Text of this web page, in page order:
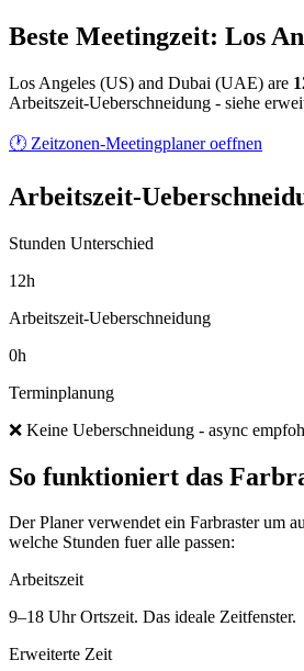
Beste Meetingzeit: Los
Los Angeles (US) and Dubai (UAE) are
Arbeitszeit-Ueberschneidung - siehe
🕐 Zeitzonen-Meetingplaner oeffnen
Arbeitszeit-
Stunden Unterschied
12h
Arbeitszeit-Ueberschneidung
0h
Terminplanung
❌ Keine Ueberschneidung - async
So funktioniert das
Der Planer verwendet ein Farbraster um
welche Stunden fuer alle passen:
Arbeitszeit
9–18 Uhr Ortszeit. Das ideale Zeitfenster.
Erweiterte Zeit